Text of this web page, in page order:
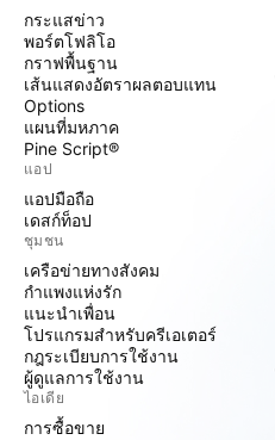
กระแสข่าว
พอร์ตโฟลิโอ
กราฟพื้นฐาน
เส้นแสดงอัตราผลตอบแทน
Options
แผนที่มหภาค
Pine Script®
แอป
แอปมือถือ
เดสก์ท็อป
ชุมชน
เครือข่ายทางสังคม
กำแพงแห่งรัก
แนะนำเพื่อน
โปรแกรมสำหรับครีเอเตอร์
กฎระเบียบการใช้งาน
ผู้ดูแลการใช้งาน
ไอเดีย
การซื้อขาย